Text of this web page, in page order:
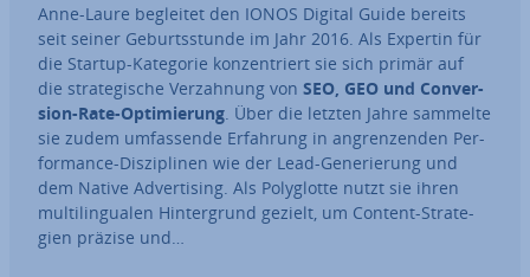
Anne-Laure begleitet den IONOS Digital Guide bereits
seit seiner Ge­burts­stun­de im Jahr 2016. Als Expertin für
die Startup-Kategorie kon­zen­triert sie sich primär auf
die stra­te­gi­sche Ver­zah­nung von SEO, GEO und Con­ver­
si­on-Rate-Op­ti­mie­rung . Über die letzten Jahre sammelte
sie zudem um­fas­sen­de Erfahrung in an­gren­zen­den Per­
for­mance-Dis­zi­pli­nen wie der Lead-Ge­ne­rie­rung und
dem Native Ad­ver­ti­sing. Als Po­ly­glot­te nutzt sie ihren
mul­ti­l­in­gua­len Hin­ter­grund gezielt, um Content-Stra­te­
gien präzise und…